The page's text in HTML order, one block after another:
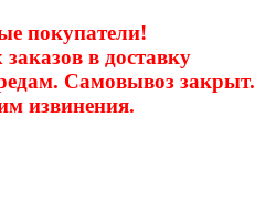
покупатели!
заказов в доставку
Самовывоз закрыт.
извинения.